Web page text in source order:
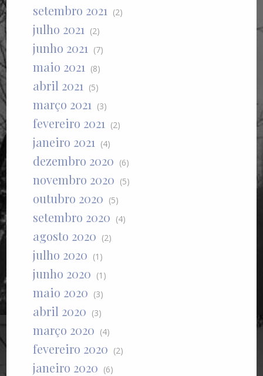
setembro 2021 (2)
julho 2021 (2)
junho 2021 (7)
maio 2021 (8)
abril 2021 (5)
março 2021 (3)
fevereiro 2021 (2)
janeiro 2021 (4)
dezembro 2020 (6)
novembro 2020 (5)
outubro 2020 (5)
setembro 2020 (4)
agosto 2020 (2)
julho 2020 (1)
junho 2020 (1)
maio 2020 (3)
abril 2020 (3)
março 2020 (4)
fevereiro 2020 (2)
janeiro 2020 (6)